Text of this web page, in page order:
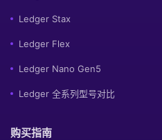
Ledger Stax
Ledger Flex
Ledger Nano Gen5
Ledger 全系列型号对比
购买指南